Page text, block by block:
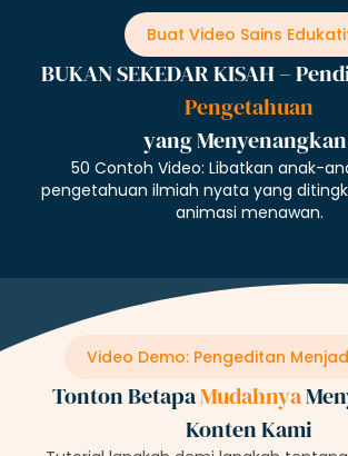
Buat Video Sains
BUKAN SEKEDAR KISAH –
Pengetahuan
yang
50 Contoh Video: Libatkan anak-
pengetahuan ilmiah nyata yang
animasi menawan.
Video Demo: Pengeditan
Tonton BetapaMudahnya
Konten Kami